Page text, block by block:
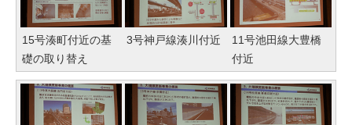
15号湊町付近の基
礎の取り替え
3号神戸線湊川付近
11号池田線大豊橋
付近